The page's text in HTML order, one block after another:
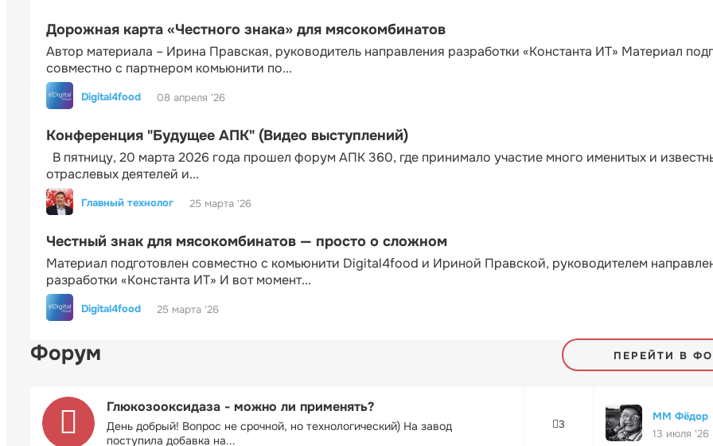
Дорожная карта «Честного знака» для мясокомбинатов
Автор материала – Ирина Правская, руководитель направления разработки «Константа ИТ» Материал
совместно с партнером комьюнити по...
Digital4food 08 апреля '26
Конференция "Будущее АПК" (Видео выступлений)
В пятницу, 20 марта 2026 года прошел форум АПК 360, где принимало участие много именитых и
отраслевых деятелей и...
Главный технолог 25 марта '26
Честный знак для мясокомбинатов — просто о сложном
Материал подготовлен совместно с комьюнити Digital4food и Ириной Правской, руководителем
разработки «Константа ИТ» И вот момент...
Digital4food 25 марта '26
Форум ПЕРЕЙТИ В
Глюкозооксидаза - можно ли применять?
День добрый! Вопрос не срочной, но технологический) На завод
поступила добавка на...
3
ММ Фёдор
13 июля '26